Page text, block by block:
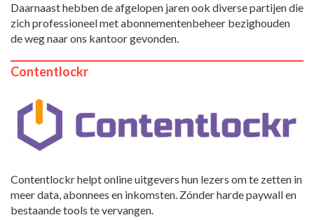
Daarnaast hebben de afgelopen jaren ook diverse partijen die
zich professioneel met abonnementenbeheer bezighouden
de weg naar ons kantoor gevonden.
Contentlockr
Contentlockr helpt online uitgevers hun lezers om te zetten in
meer data, abonnees en inkomsten. Zónder harde paywall en
bestaande tools te vervangen.